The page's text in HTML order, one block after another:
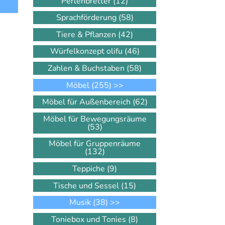
Sprachförderung (58)
Tiere & Pflanzen (42)
Würfelkonzept olifu (46)
Zahlen & Buchstaben (58)
Möbel (255) >>
Möbel für Außenbereich (62)
Möbel für Bewegungsräume
(53)
Möbel für Gruppenräume
(132)
Teppiche (9)
Tische und Sessel (15)
Musik (38) >>
Toniebox und Tonies (8)